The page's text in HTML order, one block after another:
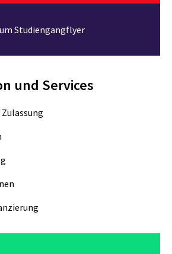
Studiengangflyer
und Services